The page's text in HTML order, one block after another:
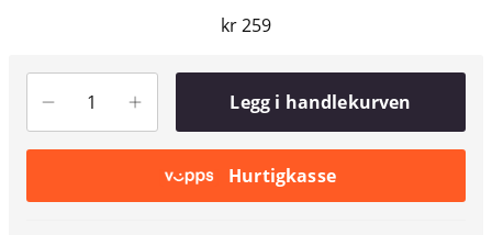
kr 259
Legg i handlekurven
Hurtigkasse